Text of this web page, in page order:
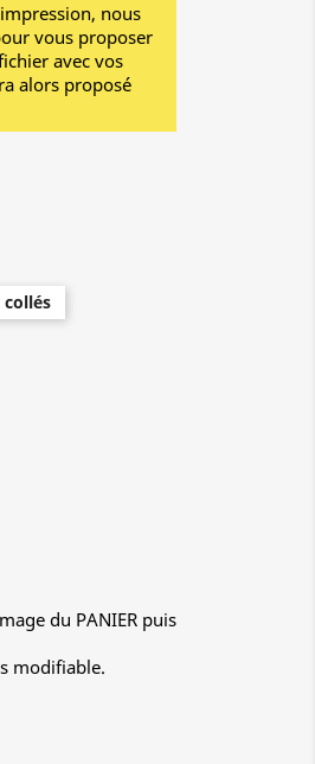
nous
vous proposer
avec vos
alors proposé
du PANIER puis
modifiable.